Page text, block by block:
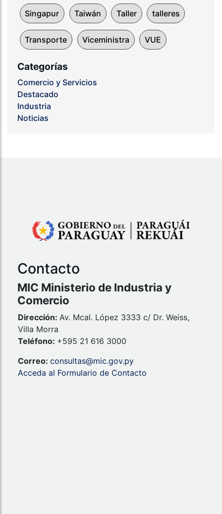
Singapur Taiwán Taller talleres
Transporte Viceministra VUE
Categorías
Comercio y Servicios
Destacado
Industria
Noticias
Contacto
MIC Ministerio de Industria y
Comercio
Dirección: Av. Mcal. López 3333 c/ Dr. Weiss,
Villa Morra
Teléfono: +595 21 616 3000
Correo: consultas@mic.gov.py
Acceda al Formulario de Contacto